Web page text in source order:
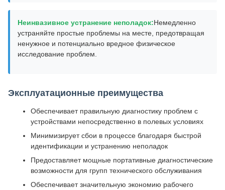
Неинвазивное устранение неполадок:Немедленно
устраняйте простые проблемы на месте, предотвращая
ненужное и потенциально вредное физическое
исследование проблем.
Эксплуатационные преимущества
Обеспечивает правильную диагностику проблем с
устройствами непосредственно в полевых условиях
Минимизирует сбои в процессе благодаря быстрой
идентификации и устранению неполадок
Предоставляет мощные портативные диагностические
возможности для групп технического обслуживания
Обеспечивает значительную экономию рабочего